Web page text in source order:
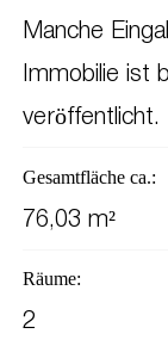
Manche
Immobilie ist
veröffentlicht.
Gesamtfläche ca.:
76,03 m²
Räume:
2